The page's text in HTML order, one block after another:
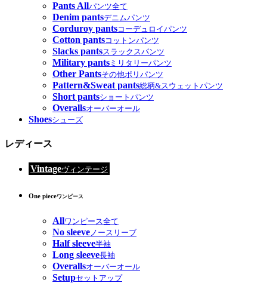
Pants Allパンツ全て
Denim pantsデニムパンツ
Corduroy pantsコーデュロイパンツ
Cotton pantsコットンパンツ
Slacks pantsスラックスパンツ
Military pants ミリタリーパンツ
Other Pantsその他ポリパンツ
Pattern&Sweat pants総柄&スウェットパンツ
Short pantsショートパンツ
Overallsオーバーオール
Shoesシューズ
レディース
Vintageヴィンテージ
One pieceワンピース
Allワンピース全て
No sleeve ノースリーブ
Half sleeve半袖
Long sleeve長袖
Overallsオーバーオール
Setupセットアップ